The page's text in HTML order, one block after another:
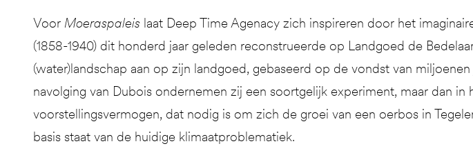
Voor Moeraspaleis laat Deep Time Agenacy zich inspireren door het
(1858-1940) dit honderd jaar geleden reconstrueerde op Landgoed de
(water)landschap aan op zijn landgoed, gebaseerd op de vondst van
navolging van Dubois ondernemen zij een soortgelijk experiment, maar dan
voorstellingsvermogen, dat nodig is om zich de groei van een oerbos in
basis staat van de huidige klimaatproblematiek.